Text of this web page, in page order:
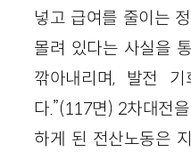
넣고 급여를 줄이는
몰려 있다는 사실을
깎아내리며, 발전
다.”(117면) 2차대전
하게 된 전산노동은